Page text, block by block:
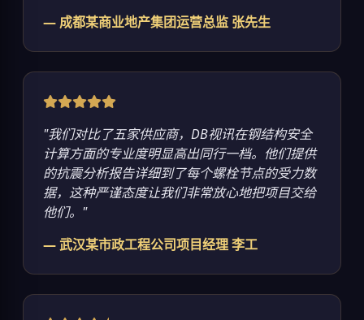
— 成都某商业地产集团运营总监 张先生
"我们对比了五家供应商，DB视讯在钢结构安全
计算方面的专业度明显高出同行一档。他们提供
的抗震分析报告详细到了每个螺栓节点的受力数
据，这种严谨态度让我们非常放心地把项目交给
他们。"
— 武汉某市政工程公司项目经理 李工